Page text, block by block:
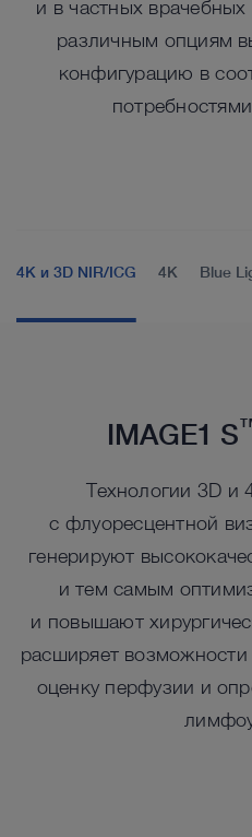
и в частных
различным опциям
конфигурацию в
4K и 3D NIR/ICG 4K Blue
IMAGE1 S
Технологии 3D и
с флуоресцентной
генерируют
и тем самым
и повышают
расширяет
оценку перфузии и